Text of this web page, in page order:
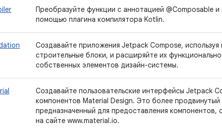
Преобразуйте функции с аннотацией @Composable
помощью плагина компилятора Kotlin.
Создавайте приложения Jetpack Compose,
строительные блоки, и расширяйте их
собственных элементов дизайн-системы.
Создавайте пользовательские интерфейсы Jetpack
компонентов Material Design. Это более продвинутый
предназначенный для предоставления
на сайте www.material.io.